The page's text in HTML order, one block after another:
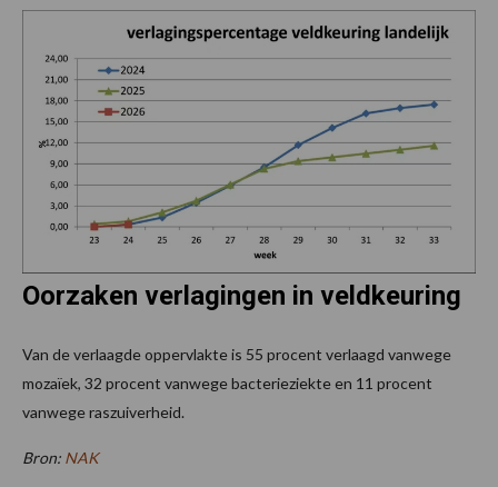
Oorzaken verlagingen in veldkeuring
Van de verlaagde oppervlakte is 55 procent verlaagd vanwege
mozaïek, 32 procent vanwege bacterieziekte en 11 procent
vanwege raszuiverheid.
Bron: NAK